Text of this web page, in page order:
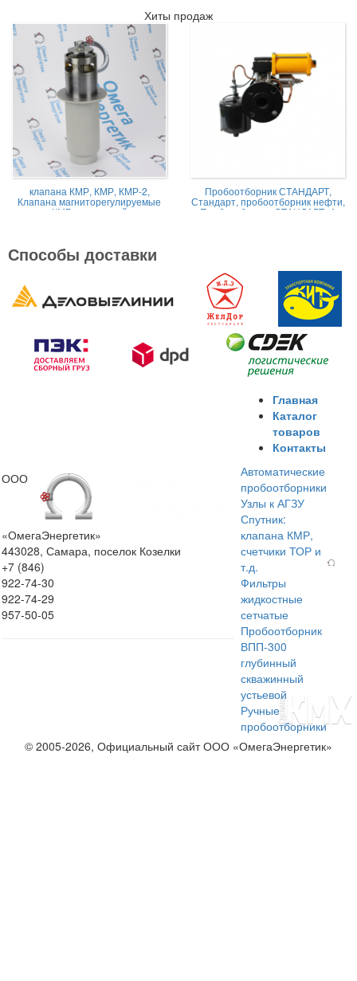
Хиты продаж
клапана КМР, КМР, КМР-2,
Клапана магниторегулируемые
КМР жидкостной
Пробоотборник СТАНДАРТ,
Стандарт, пробоотборник нефти,
Пробоотборник СТАНДАРТ -А
Способы доставки
ООО
«ОмегаЭнергетик»
443028, Самара, поселок Козелки
+7 (846)
922-74-30
922-74-29
957-50-05
Главная
Каталог
товаров
Контакты
Автоматические
пробоотборники
Узлы к АГЗУ
Спутник:
клапана КМР,
счетчики ТОР и
т.д.
Фильтры
жидкостные
сетчатые
Пробоотборник
ВПП-300
глубинный
скважинный
устьевой
Ручные
пробоотборники
© 2005-2026, Официальный сайт ООО «ОмегаЭнергетик»